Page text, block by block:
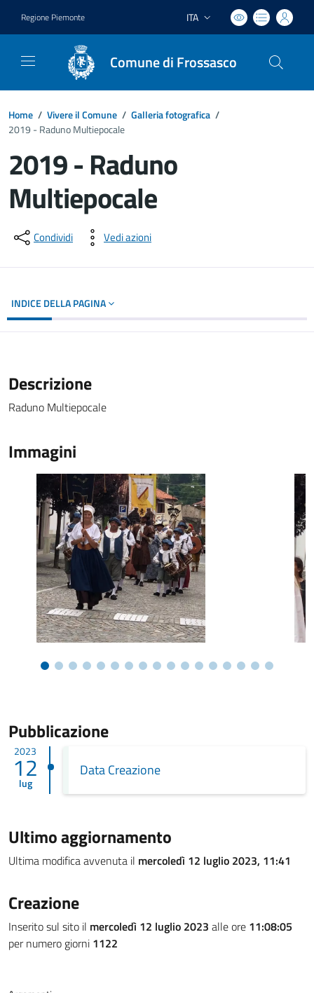
Regione Piemonte Lingua attiva:
ITA
Comune di Frossasco
Home / Vivere il Comune / Galleria fotografica /
2019 - Raduno Multiepocale
2019 - Raduno
Multiepocale
Dettagli del documento
Condividi Vedi azioni
INDICE DELLA PAGINA
Descrizione
Raduno Multiepocale
Immagini
Pubblicazione
2023
12
lug
Data Creazione
Ultimo aggiornamento
Ultima modifica avvenuta il mercoledì 12 luglio 2023, 11:41
Creazione
Inserito sul sito il mercoledì 12 luglio 2023 alle ore 11:08:05
per numero giorni 1122